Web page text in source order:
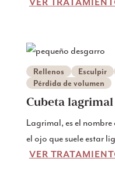
Rellenos Esculpir
Pérdida de volumen
Cubeta lagrimal
Lagrimal, es el
el ojo que suele estar
Cuando acude a
VER